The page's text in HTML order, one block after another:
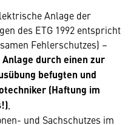
Anlage der
des ETG 1992 entspricht
Fehlerschutzes) –
durch einen zur
befugten und
(Haftung im
und Sachschutzes im